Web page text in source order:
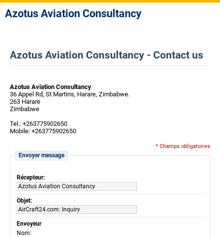
Azotus Aviation Consultancy
Azotus Aviation Consultancy - Contact us
Azotus Aviation Consultancy
36 Appel Rd, St Martins, Harare, Zimbabwe.
263 Harare
Zimbabwe
Tel.: +263775902650
Mobile: +263775902650
* Champs obligatoires
Envoyer message
Récepteur:
Azotus Aviation Consultancy
Objet:
AirCraft24.com: Inquiry
Envoyeur
Nom: